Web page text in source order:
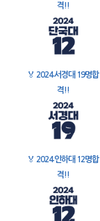
격!!
🏅 2024 서경대 19명합
격!!
🏅 2024 인하대 12명합
격!!